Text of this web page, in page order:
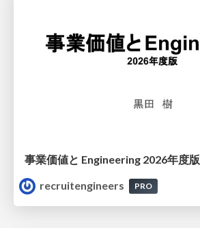
事業価値と Engineering 2026年度版
recruitengineers
PRO